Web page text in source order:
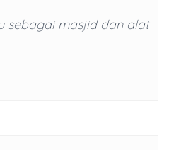
sebagai masjid dan alat